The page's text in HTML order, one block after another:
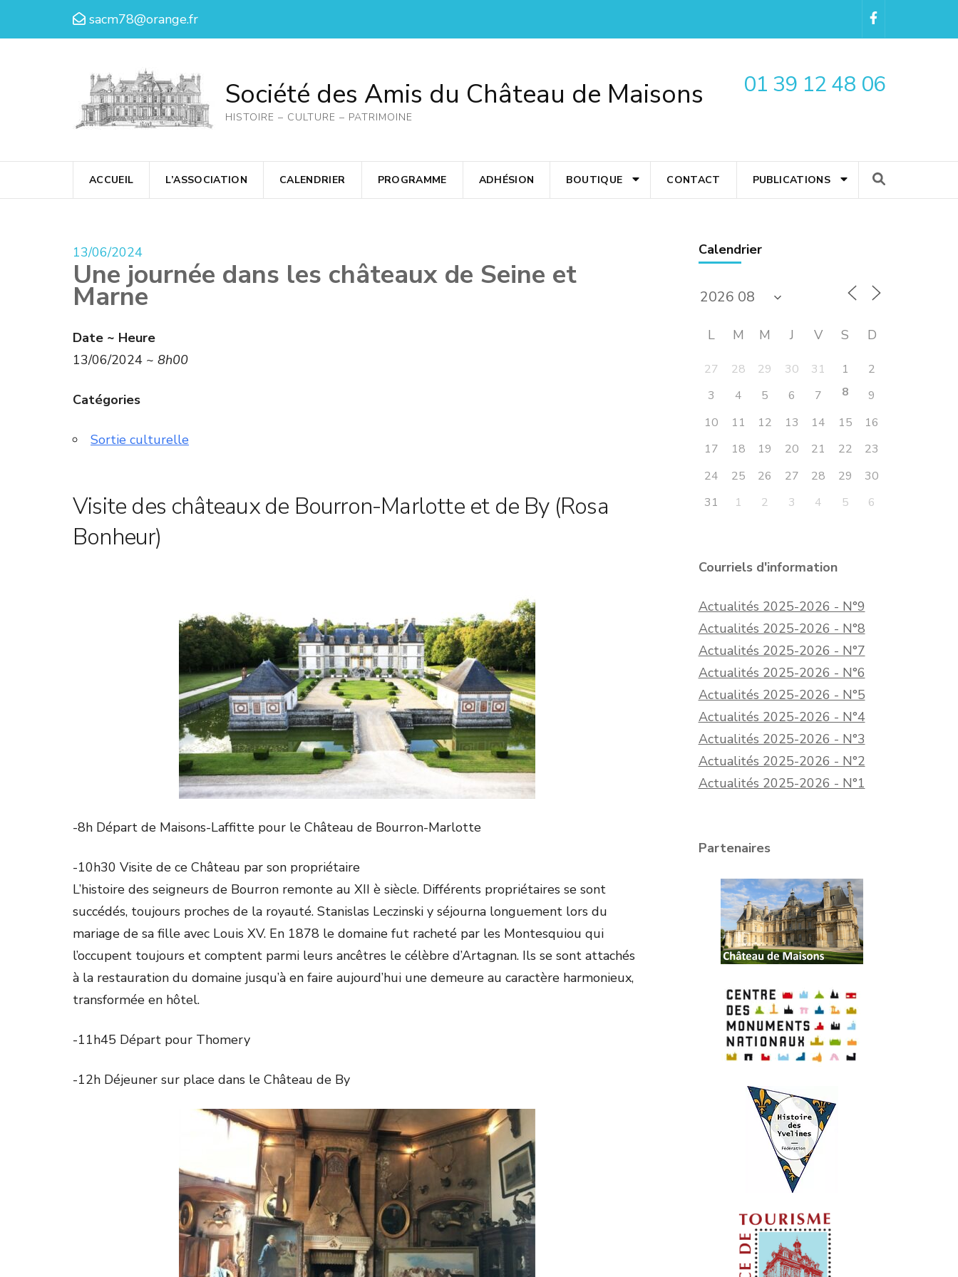
sacm78@orange.fr
Société des Amis du Château de Maisons
HISTOIRE – CULTURE – PATRIMOINE
01 39 12 48 06
ACCUEIL L’ASSOCIATION CALENDRIER PROGRAMME ADHÉSION BOUTIQUE CONTACT PUBLICATIONS
13/06/2024
Une journée dans les châteaux de Seine et
Marne
Date ~ Heure
13/06/2024 ~ 8h00
Catégories
Sortie culturelle
Visite des châteaux de Bourron-Marlotte et de By (Rosa
Bonheur)
-8h Départ de Maisons-Laffitte pour le Château de Bourron-Marlotte
-10h30 Visite de ce Château par son propriétaire
L’histoire des seigneurs de Bourron remonte au XII è siècle. Différents propriétaires se sont
succédés, toujours proches de la royauté. Stanislas Leczinski y séjourna longuement lors du
mariage de sa fille avec Louis XV. En 1878 le domaine fut racheté par les Montesquiou qui
l’occupent toujours et comptent parmi leurs ancêtres le célèbre d’Artagnan. Ils se sont attachés
à la restauration du domaine jusqu’à en faire aujourd’hui une demeure au caractère harmonieux,
transformée en hôtel.
-11h45 Départ pour Thomery
-12h Déjeuner sur place dans le Château de By
Calendrier
L M M J V S D
27 28 29 30 31 1
2
3
4 5 6 7 8
9
10
11 12 13 14 15
16
17
18 19 20 21 22
23
24
25 26 27 28 29
30
31
1 2 3 4 5 6
Courriels d'information
Actualités 2025-2026 - N°9
Actualités 2025-2026 - N°8
Actualités 2025-2026 - N°7
Actualités 2025-2026 - N°6
Actualités 2025-2026 - N°5
Actualités 2025-2026 - N°4
Actualités 2025-2026 - N°3
Actualités 2025-2026 - N°2
Actualités 2025-2026 - N°1
Partenaires